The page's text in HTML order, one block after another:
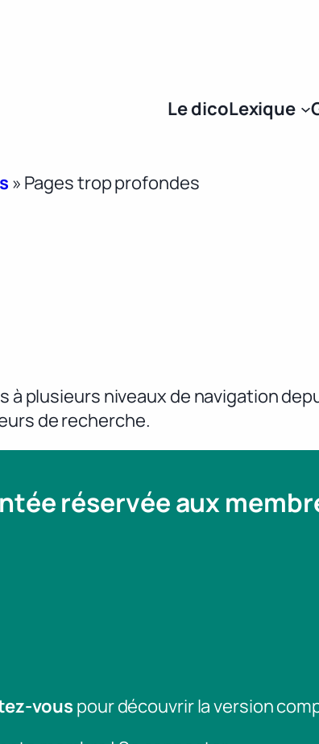
Le dicoLexique
» Pages trop profondes
plusieurs niveaux de navigation
de recherche.
réservée aux
vous pour découvrir la version